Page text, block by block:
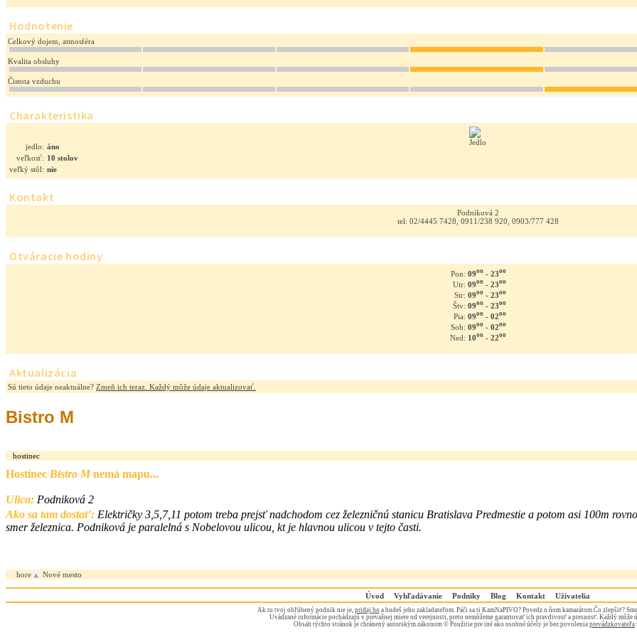
Hodnotenie
Celkový dojem, atmosféra
Kvalita obsluhy
Čistota vzduchu
Charakteristika
jedlo: áno
veľkosť: 10 stolov
veľký stôl: nie
Kontakt
Podniková 2
tel: 02/4445 7428, 0911/238 920, 0903/777 428
Otváracie hodiny
Pon: 09oo- 23oo
Utr: 09oo- 23oo
Str: 09oo- 23oo
Štv: 09oo- 23oo
Pia: 09oo- 02oo
Sob: 09oo- 02oo
Ned: 10oo- 22oo
Aktualizácia
Sú tieto údaje neaktuálne? Zmeň ich teraz. Každý môže údaje aktualizovať.
Bistro M
hostinec
Hostinec Bistro Mnemá mapu...
Ulica: Podniková 2
Ako sa tam dostať: Električky 3,5,7,11 potom treba prejsť nadchodom cez železničnú stanicu Bratislava Predmestie a potom asi 100m
smer železnica. Podniková je paralelná s Nobelovou ulicou, kt je hlavnou ulicou v tejto časti.
hore Nové mesto
Úvod Vyhľadávanie Podniky Blog Kontakt Užívatelia
Ak tu tvoj obľúbený podnik nie je, pridaj hoa budeš jeho zakladateľom. Páči sa ti KamNaPIVO? Povedz o ňom kamarátom.Čo zlepšiť?
Uvádzané informácie pochádzajú v prevažnej miere od verejnosti, preto nemôžeme garantovať ich pravdivosť a presnosť. Každý môže
Obsah týchto stránok je chránený autorským zákonom © Použitie pre iné ako osobné účely je bez povolenia prevádzkovateľa